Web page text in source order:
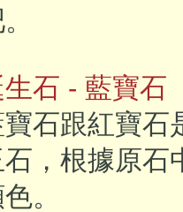
石 - 藍寶石
石跟紅寶石
石，根據原石
。